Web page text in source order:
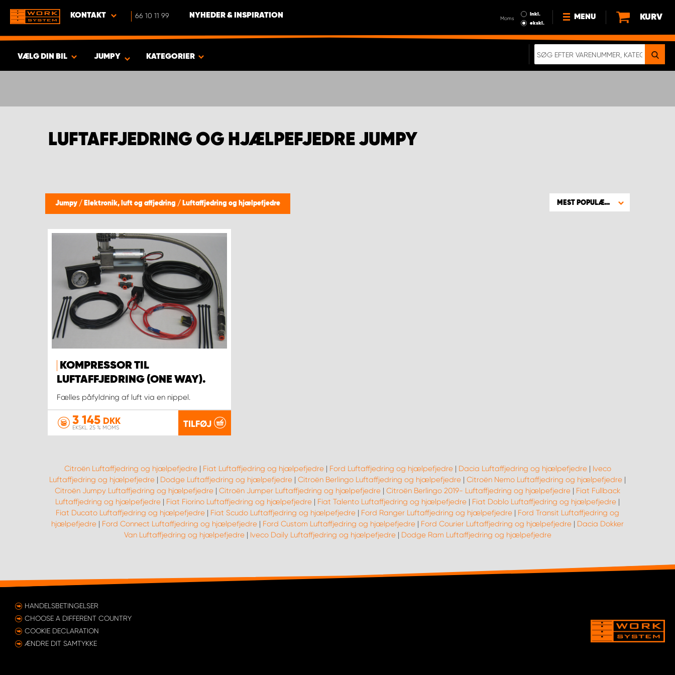
KONTAKT 66 10 11 99 NYHEDER & INSPIRATION Moms
Inkl.
ekskl.
MENU
HVORFOR VÆLGE WORK
KURV
VÆLG DIN BIL JUMPY KATEGORIER
LUFTAFFJEDRING OG HJÆLPEFJEDRE JUMPY
Jumpy / Elektronik, luft og affjedring / Luftaffjedring og hjælpefjedre MEST POPULÆRE
KOMPRESSOR TIL
LUFTAFFJEDRING (ONE WAY).
Fælles påfyldning af luft via en nippel.
3 145 DKK
EKSKL. 25 % MOMS TILFØJ
Citroën Luftaffjedring og hjælpefjedre| Fiat Luftaffjedring og hjælpefjedre| Ford Luftaffjedring og hjælpefjedre| Dacia Luftaffjedring og hjælpefjedre| Iveco
Luftaffjedring og hjælpefjedre | Dodge Luftaffjedring og hjælpefjedre | Citroën Berlingo Luftaffjedring og hjælpefjedre | Citroën Nemo Luftaffjedring og hjælpefjedre |
Citroën Jumpy Luftaffjedring og hjælpefjedre | Citroën Jumper Luftaffjedring og hjælpefjedre | Citroën Berlingo 2019- Luftaffjedring og hjælpefjedre | Fiat Fullback
Luftaffjedring og hjælpefjedre | Fiat Fiorino Luftaffjedring og hjælpefjedre | Fiat Talento Luftaffjedring og hjælpefjedre | Fiat Doblo Luftaffjedring og hjælpefjedre |
Fiat Ducato Luftaffjedring og hjælpefjedre | Fiat Scudo Luftaffjedring og hjælpefjedre | Ford Ranger Luftaffjedring og hjælpefjedre | Ford Transit Luftaffjedring og
hjælpefjedre | Ford Connect Luftaffjedring og hjælpefjedre | Ford Custom Luftaffjedring og hjælpefjedre | Ford Courier Luftaffjedring og hjælpefjedre | Dacia Dokker
Van Luftaffjedring og hjælpefjedre| Iveco Daily Luftaffjedring og hjælpefjedre| Dodge Ram Luftaffjedring og hjælpefjedre
HANDELSBETINGELSER
CHOOSE A DIFFERENT COUNTRY
COOKIE DECLARATION
ÆNDRE DIT SAMTYKKE